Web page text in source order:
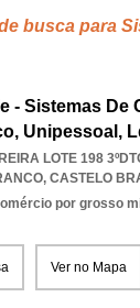
busca para
- Sistemas De
Unipessoal,
LOTE 198
, CASTELO
por grosso
Ver no Mapa